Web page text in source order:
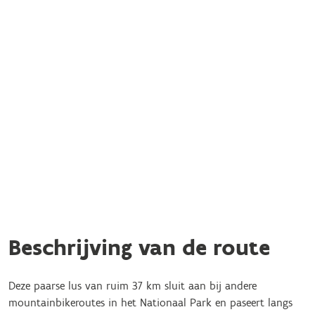
Beschrijving van de route
Deze paarse lus van ruim 37 km sluit aan bij andere
mountainbikeroutes in het Nationaal Park en paseert langs